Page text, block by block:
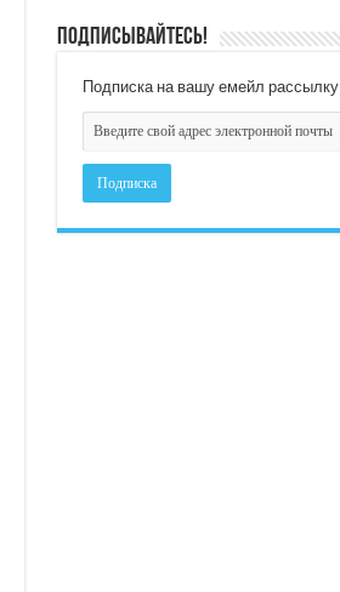
Подписывайтесь!
Подписка на вашу емейл рассылку